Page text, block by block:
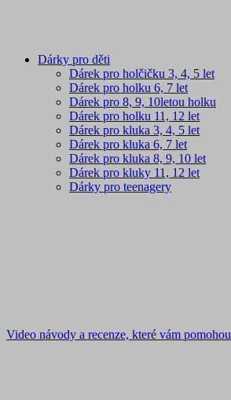
Dárky pro děti
Dárek pro holčičku 3, 4, 5 let
Dárek pro holku 6, 7 let
Dárek pro 8, 9, 10letou holku
Dárek pro holku 11, 12 let
Dárek pro kluka 3, 4, 5 let
Dárek pro kluka 6, 7 let
Dárek pro kluka 8, 9, 10 let
Dárek pro kluky 11, 12 let
Dárky pro teenagery
Video návody a recenze, které vám pomohou